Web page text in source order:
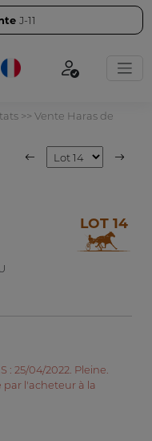
J-11
>> Vente Haras de
LOT 14
: 25/04/2022. Pleine.
par l'acheteur à la